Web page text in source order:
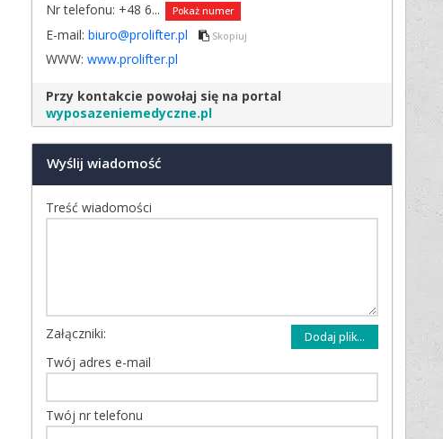
Nr telefonu: +48 6... Pokaż numer
E-mail: biuro@prolifter.pl Skopiuj
WWW: www.prolifter.pl
Przy kontakcie powołaj się na portal
wyposazeniemedyczne.pl
Wyślij wiadomość
Treść wiadomości
Załączniki: Dodaj plik...
Twój adres e-mail
Twój nr telefonu